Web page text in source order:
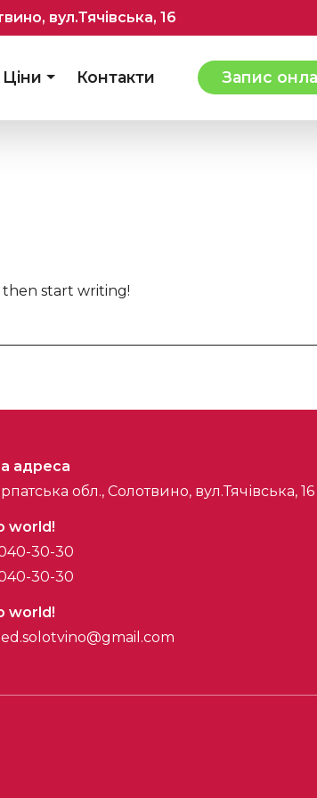
вул.Тячівська, 16
Ціни Контакти Запис
then start writing!
адреса
обл., Солотвино, вул.Тячівська, 16
world!
30-30
30-30
world!